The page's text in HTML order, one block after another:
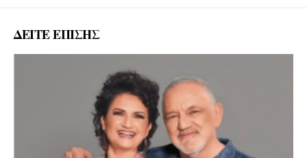
ΔΕΙΤΕ ΕΠΙΣΗΣ